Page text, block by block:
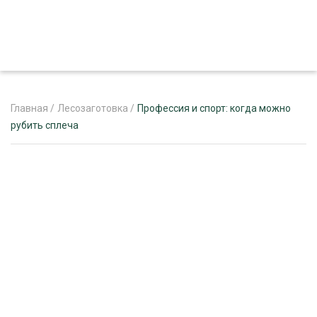
Главная / Лесозаготовка / Профессия и спорт: когда можно
рубить сплеча